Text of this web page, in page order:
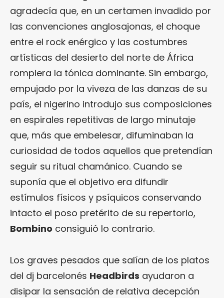
agradecía que, en un certamen invadido por
las convenciones anglosajonas, el choque
entre el rock enérgico y las costumbres
artísticas del desierto del norte de África
rompiera la tónica dominante. Sin embargo,
empujado por la viveza de las danzas de su
país, el nigerino introdujo sus composiciones
en espirales repetitivas de largo minutaje
que, más que embelesar, difuminaban la
curiosidad de todos aquellos que pretendían
seguir su ritual chamánico. Cuando se
suponía que el objetivo era difundir
estímulos físicos y psíquicos conservando
intacto el poso pretérito de su repertorio,
Bombino consiguió lo contrario.
Los graves pesados que salían de los platos
del dj barcelonés Headbirds ayudaron a
disipar la sensación de relativa decepción